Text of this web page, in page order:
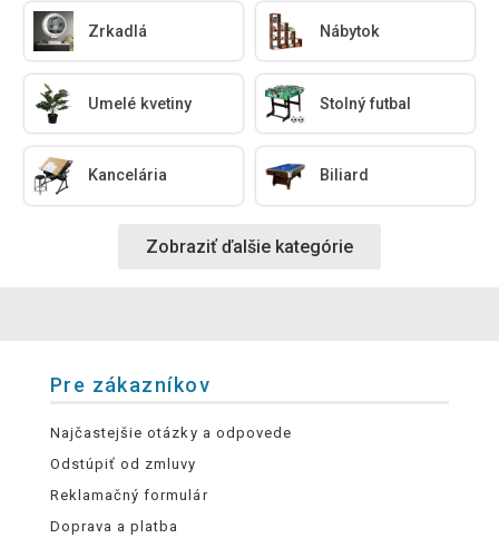
Zrkadlá Nábytok
Umelé kvetiny Stolný futbal
Kancelária Biliard
Zobraziť ďalšie kategórie
Pre zákazníkov
Najčastejšie otázky a odpovede
Odstúpiť od zmluvy
Reklamačný formulár
Doprava a platba